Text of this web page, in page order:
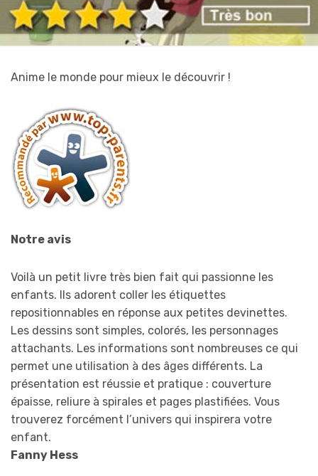
Anime le monde pour mieux le découvrir !
Notre avis
Voilà un petit livre très bien fait qui passionne les
enfants. Ils adorent coller les étiquettes
repositionnables en réponse aux petites devinettes.
Les dessins sont simples, colorés, les personnages
attachants. Les informations sont nombreuses ce qui
permet une utilisation à des âges différents. La
présentation est réussie et pratique : couverture
épaisse, reliure à spirales et pages plastifiées. Vous
trouverez forcément l’univers qui inspirera votre
enfant.
Fanny Hess